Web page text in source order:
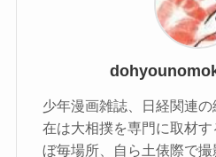
少年漫画雑誌、日経関連
在は大相撲を専門に取材
ぼ毎場所、自ら土俵際で